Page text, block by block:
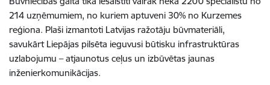
214 uzņēmumiem, no kuriem aptuveni 30% no Kurzemes
reģiona. Plaši izmantoti Latvijas ražotāju būvmateriāli,
savukārt Liepājas pilsēta ieguvusi būtisku infrastruktūras
uzlabojumu – atjaunotus ceļus un izbūvētas jaunas
inženierkomunikācijas.